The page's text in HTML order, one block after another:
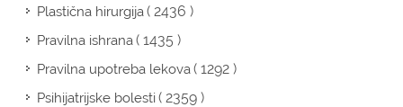
Plastična hirurgija( 2436 )
Pravilna ishrana( 1435 )
Pravilna upotreba lekova( 1292 )
Psihijatrijske bolesti( 2359 )